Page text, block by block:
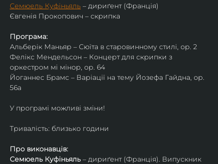
Семюель Куфіньяль – дириґент (Франція)
Євгенія Прокопович – скрипка
Програма:
Альберік Маньяр – Сюїта в старовинному стилі, ор. 2
Фелікс Мендельсон – Концерт для скрипки з
оркестром мі мінор, ор. 64
Йоганнес Брамс – Варіації на тему Йозефа Гайдна, ор.
56a
У програмі можливі зміни!
Тривалість: близько години
Про виконавців:
Семюель Куфіньяль – дириґент (Франція). Випускник